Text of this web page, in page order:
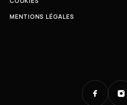
MENTIONS LÉGALES